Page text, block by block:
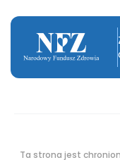
Ta strona jest